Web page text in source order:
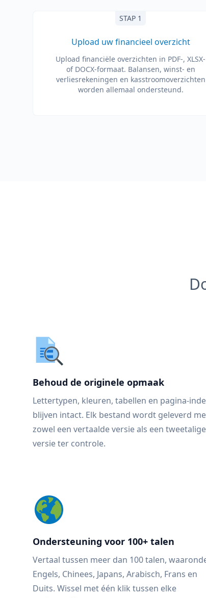
STAP 1
Upload uw financieel overzicht
Upload financiële overzichten in PDF-, XLSX-
of DOCX-formaat. Balansen, winst- en
verliesrekeningen en kasstroomoverzichten
worden allemaal ondersteund.
Behoud de originele opmaak
Lettertypen, kleuren, tabellen en pagina-
blijven intact. Elk bestand wordt geleverd
zowel een vertaalde versie als een tweetalige
versie ter controle.
Ondersteuning voor 100+ talen
Vertaal tussen meer dan 100 talen,
Engels, Chinees, Japans, Arabisch, Frans en
Duits. Wissel met één klik tussen elke